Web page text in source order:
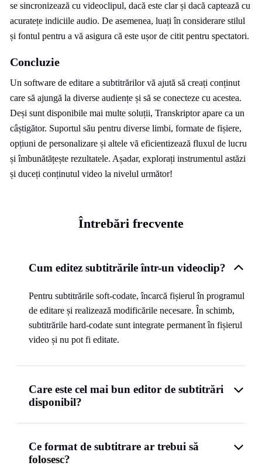
se sincronizează cu videoclipul, dacă este clar și dacă captează cu
acuratețe indiciile audio. De asemenea, luați în considerare stilul
și fontul pentru a vă asigura că este ușor de citit pentru spectatori.
Concluzie
Un software de editare a subtitrărilor vă ajută să creați conținut
care să ajungă la diverse audiențe și să se conecteze cu acestea.
Deși sunt disponibile mai multe soluții, Transkriptor apare ca un
câștigător. Suportul său pentru diverse limbi, formate de fișiere,
opțiuni de personalizare și altele vă eficientizează fluxul de lucru
și îmbunătățește rezultatele. Așadar, explorați instrumentul astăzi
și duceți conținutul video la nivelul următor!
Întrebări frecvente
Cum editez subtitrările într-un videoclip?
Pentru subtitrările soft-codate, încarcă fișierul în programul
de editare și realizează modificările necesare. În schimb,
subtitrările hard-codate sunt integrate permanent în fișierul
video și nu pot fi editate.
Care este cel mai bun editor de subtitrări
disponibil?
Ce format de subtitrare ar trebui să
folosesc?